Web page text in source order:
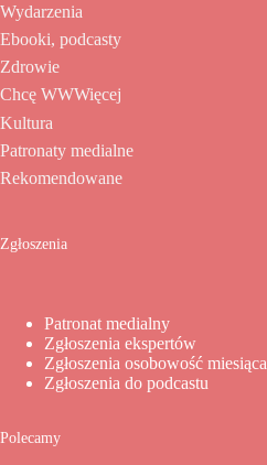
Wydarzenia
Ebooki, podcasty
Zdrowie
Chcę WWWięcej
Kultura
Patronaty medialne
Rekomendowane
Zgłoszenia
Patronat medialny
Zgłoszenia ekspertów
Zgłoszenia osobowość miesiąca
Zgłoszenia do podcastu
Polecamy